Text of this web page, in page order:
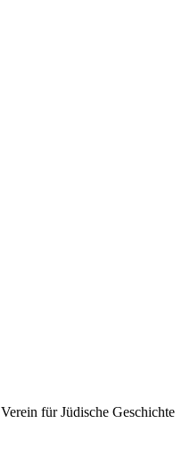
Verein für Jüdische Geschichte